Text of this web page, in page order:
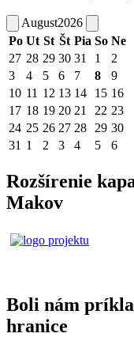
August2026
Po Ut St Št Pia So Ne
27 28 29 30 31 1
2
3
4 5 6 7 8
9
10 11 12 13 14 15 16
17 18 19 20 21 22 23
24 25 26 27 28 29 30
31 1 2 3 4 5 6
Rozšírenie
Makov
Boli nám
hranice